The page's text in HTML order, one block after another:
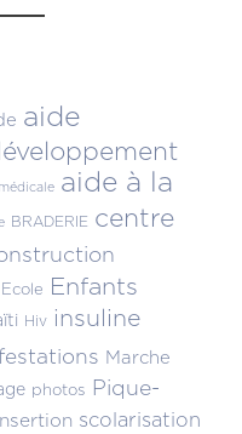
aide
aide à la
BRADERIE centre
Ecole Enfants
Hiv insuline
Marche
photos Pique-
scolarisation